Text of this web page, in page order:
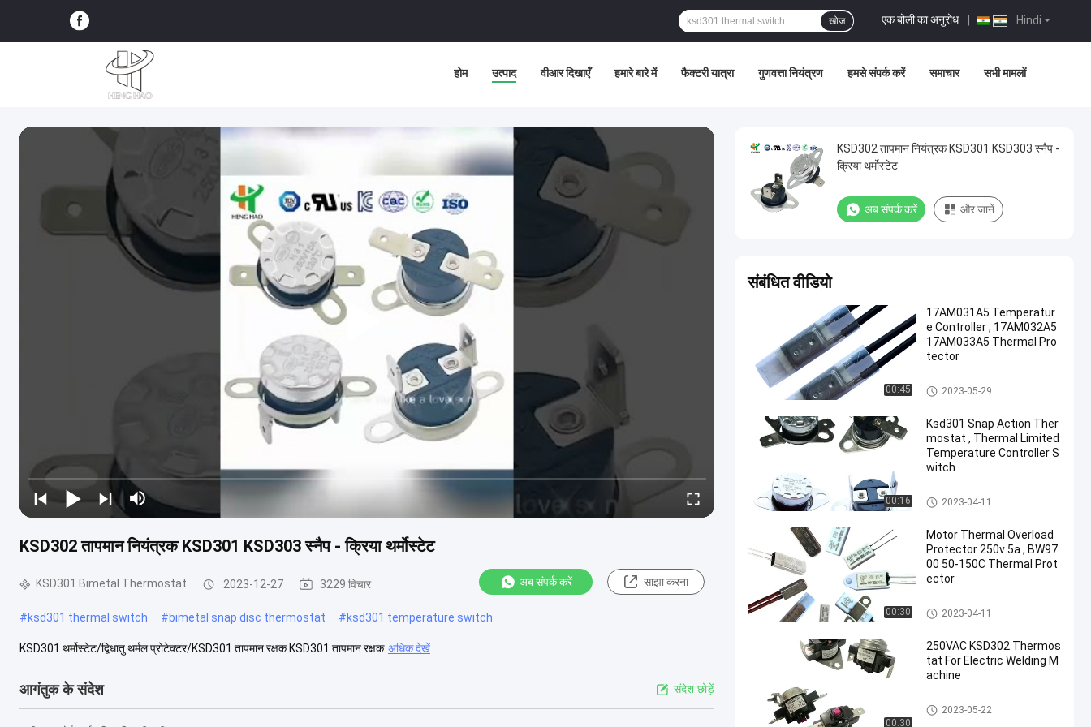
Hindi
एक बोली का अनुरोध
खोज
होम उत्पाद वीआर दिखाएँ हमारे बारे में फैक्टरी यात्रा गुणवत्ता नियंत्रण हमसे संपर्क करें समाचार सभी मामलों
KSD302 तापमान नियंत्रक KSD301 KSD303 स्नैप - क्रिया थर्मोस्टेट
KSD301 Bimetal Thermostat 2023-12-27 3229 विचार अब संपर्क करें साझा करना
#ksd301 thermal switch #bimetal snap disc thermostat #ksd301 temperature switch
KSD301 थर्मोस्टेट/द्विधातु थर्मल प्रोटेक्टर/KSD301 तापमान रक्षक KSD301 तापमान रक्षक अधिक देखें
आगंतुक के संदेश संदेश छोड़ें
KSD302 तापमान नियंत्रक KSD301 KSD303 स्नैप -
क्रिया थर्मोस्टेट
अब संपर्क करें और जानें
संबंधित वीडियो
00:45
17AM031A5 Temperatur
e Controller , 17AM032A5
17AM033A5 Thermal Pro
tector
17AM Thermal Protector
2023-05-29
00:16
Ksd301 Snap Action Ther
mostat , Thermal Limited
Temperature Controller S
witch
KSD301 Bimetal Thermostat
2023-04-11
00:30
Motor Thermal Overload
Protector 250v 5a , BW97
00 50-150C Thermal Prot
ector
KSD301 Bimetal Thermostat
2023-04-11
00:30
250VAC KSD302 Thermos
tat For Electric Welding M
achine
KSD302 Thermostat
2023-05-22